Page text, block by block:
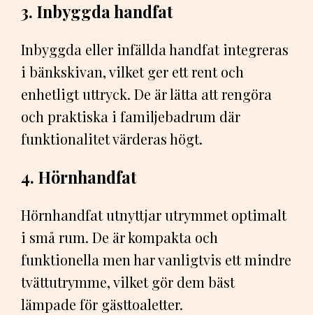
3. Inbyggda handfat
Inbyggda eller infällda handfat integreras
i bänkskivan, vilket ger ett rent och
enhetligt uttryck. De är lätta att rengöra
och praktiska i familjebadrum där
funktionalitet värderas högt.
4. Hörnhandfat
Hörnhandfat utnyttjar utrymmet optimalt
i små rum. De är kompakta och
funktionella men har vanligtvis ett mindre
tvättutrymme, vilket gör dem bäst
lämpade för gästtoaletter.